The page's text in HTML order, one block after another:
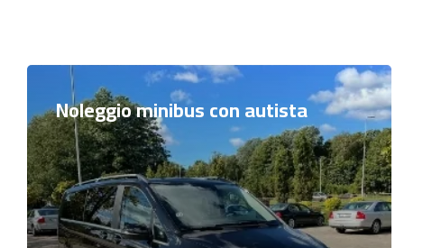
Noleggio minibus con autista